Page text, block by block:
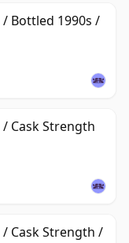
/ Bottled 1990s /
Cask Strength
/ Cask Strength /